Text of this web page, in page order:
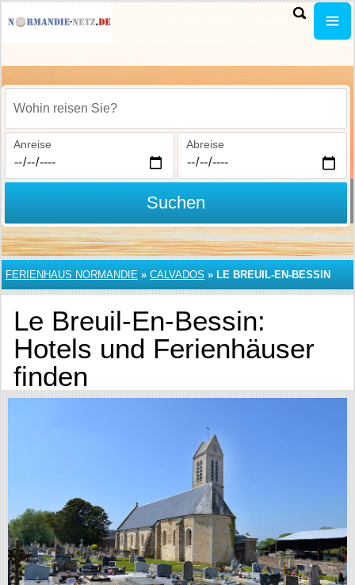
Wohin reisen Sie?
Anreise Abreise
Suchen
FERIENHAUS NORMANDIE » CALVADOS » LE BREUIL-EN-BESSIN
Le Breuil-En-Bessin:
Hotels und Ferienhäuser
finden